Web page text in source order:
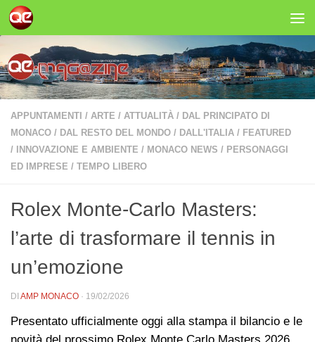
Salta al contenuto
APPUNTAMENTI / ARTE / ATTUALITÀ / DAL PRINCIPATO DI
MONACO / DAL RESTO DEL MONDO / DALL'ITALIA / FEATURED
/
INNOVAZIONE E AMBIENTE / MONACO NEWS / PERSONAGGI
ED IMPRESE / TEMPO LIBERO
Rolex Monte‑Carlo Masters:
l’arte di trasformare il tennis in
un’emozione
DI AMP MONACO · 19/02/2026
Presentato ufficialmente oggi alla stampa il bilancio e le